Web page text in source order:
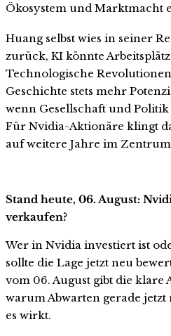
Ökosystem und Marktmacht
Huang selbst wies in seiner
zurück, KI könnte
Technologische
Geschichte stets mehr
wenn Gesellschaft und
Für Nvidia-Aktionäre klingt
auf weitere Jahre im Zentrum
Stand heute, 06. August:
verkaufen?
Wer in Nvidia investiert ist
sollte die Lage jetzt neu
vom 06. August gibt die klare
warum Abwarten gerade
es wirkt.